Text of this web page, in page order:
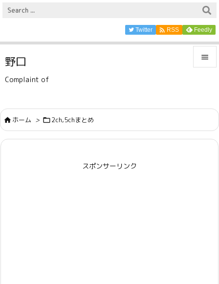

サイド

前へ
Twitter  RSS Feedly
野口
Complaint of
ホーム > 2ch,5chまとめ
スポンサーリンク